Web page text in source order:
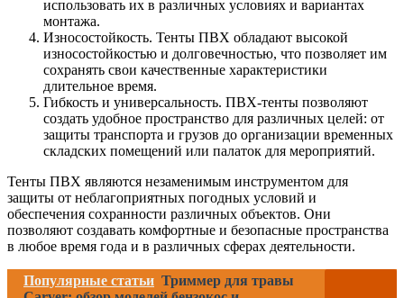
использовать их в различных условиях и вариантах
монтажа.
Износостойкость. Тенты ПВХ обладают высокой
износостойкостью и долговечностью, что позволяет им
сохранять свои качественные характеристики
длительное время.
Гибкость и универсальность. ПВХ-тенты позволяют
создать удобное пространство для различных целей: от
защиты транспорта и грузов до организации временных
складских помещений или палаток для мероприятий.
Тенты ПВХ являются незаменимым инструментом для
защиты от неблагоприятных погодных условий и
обеспечения сохранности различных объектов. Они
позволяют создавать комфортные и безопасные пространства
в любое время года и в различных сферах деятельности.
Популярные статьи Триммер для травы